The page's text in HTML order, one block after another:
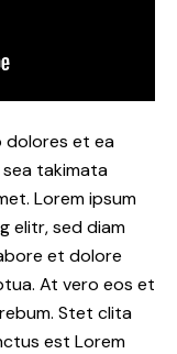
dolores et ea
takimata
Lorem ipsum
elitr, sed diam
et dolore
At vero eos et
Stet clita
est Lorem